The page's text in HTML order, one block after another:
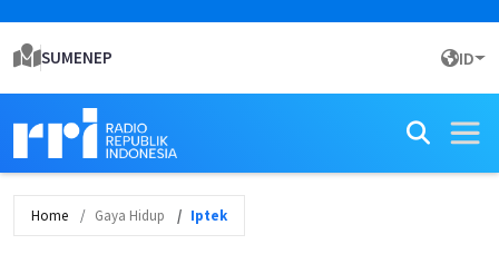
SUMENEP ID
Home Gaya Hidup Iptek